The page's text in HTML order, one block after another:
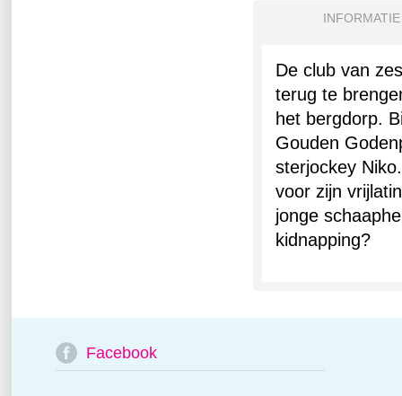
INFORMATIE
De club van
terug te
het bergdorp.
Gouden
sterjockey
voor zijn
jonge
kidnapping?
Facebook